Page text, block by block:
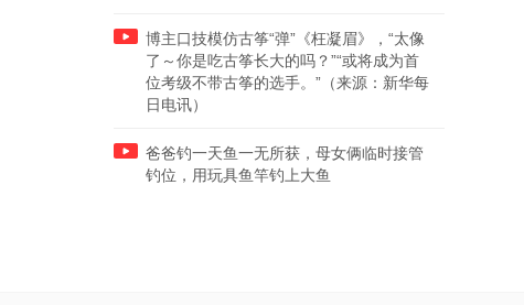
博主口技模仿古筝“弹”《枉凝眉》，“太像
了～你是吃古筝长大的吗？”“或将成为首
位考级不带古筝的选手。”（来源：新华每
日电讯）
爸爸钓一天鱼一无所获，母女俩临时接管
钓位，用玩具鱼竿钓上大鱼